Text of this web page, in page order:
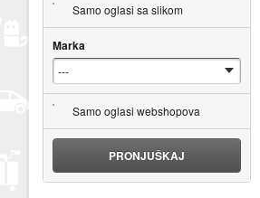
Samo oglasi sa slikom
Marka
Samo oglasi webshopova
PRONJUŠKAJ